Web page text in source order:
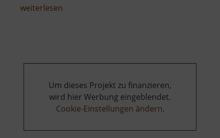
weiterlesen
Um dieses Projekt zu finanzieren,
wird hier Werbung eingeblendet.
Cookie-Einstellungen ändern.